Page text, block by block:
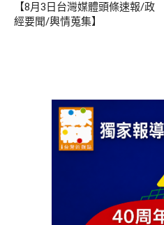
【8月3日台灣媒體頭條速報/政
經要聞/輿情蒐集】